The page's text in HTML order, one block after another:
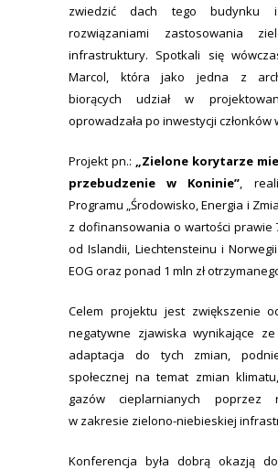
zwiedzić dach tego
rozwiązaniami zastosowania
infrastruktury. Spotkali się
Marcol, która jako jedna z
biorących udział w
oprowadzała po inwestycji członków
Projekt pn.: „Zielone korytarze
przebudzenie w Koninie”,
Programu „Środowisko, Energia i
z dofinansowania o wartości prawie
od Islandii, Liechtensteinu i
EOG oraz ponad 1 mln zł
Celem projektu jest zwiększenie
negatywne zjawiska wynikające
adaptacja do tych zmian,
społecznej na temat zmian
gazów cieplarnianych poprzez
w zakresie zielono-niebieskiej
Konferencja była dobrą okazją